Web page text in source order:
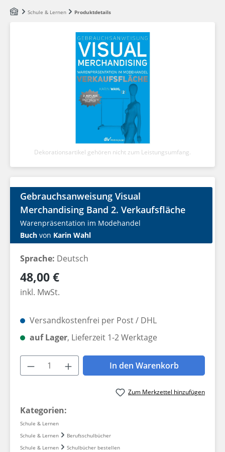
Zum Hauptinhalt springen
Schule & Lernen Produktdetails
Dekorationsartikel gehören nicht zum Leistungsumfang.
Gebrauchsanweisung Visual
Merchandising Band 2. Verkaufsfläche
Warenpräsentation im Modehandel
Buch von Karin Wahl
Sprache: Deutsch
Regulärer Preis:
48,00 €
inkl. MwSt.
Versandkostenfrei per Post / DHL
auf Lager, Lieferzeit 1-2 Werktage
Produkt Anzahl: Gib den
In den Warenkorb
Zum Merkzettel hinzufügen
Kategorien:
Schule & Lernen
Schule & Lernen
Berufsschulbücher
Schule & Lernen
Schulbücher bestellen